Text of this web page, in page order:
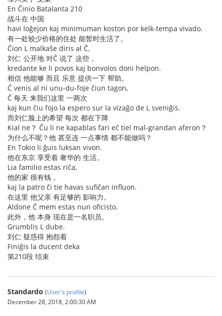
En Ĉinio Batalanta 210
战斗在 中国
havi loĝejon kaj minimuman koston por kelk-tempa vivado.
有一处较少价格的住处 能暂时生活了。
Ĉion L malkaŝe diris al Ĉ,
刘仁 公开地 对Ĉ 说了 这些，
kredante ke li povos kaj bonvolos doni helpon.
相信 他能够 而且 乐意 提供一下 帮助。
Ĉ venis al ni unu-du-foje ĉiun tagon,
Ĉ 每天 来我们这里 一两次
kaj kun ĉiu fojo la espero sur la vizaĝo de L sveniĝis.
而刘仁脸上的希望 每次 都在下降
Kial ne？ Ĉu li ne kapablas fari eĉ tiel mal-grandan aferon？
为什么不呢？他 甚至连 一点事情 都不能做吗？
En Tokio li ĝuis luksan vivon.
他在东京 享受着 奢华的 生活。
Lia familio estas riĉa,
他的家 很有钱，
kaj la patro ĉi tie havas sufiĉan influon.
在这里 他父亲 有足够的 影响力。
Aldone Ĉ mem estas nun oficisto.
此外，他 本身 现在是一名职员。
Grumblis L dube.
刘仁 疑惑得 抱怨着
Finiĝis la ducent deka
第210段 结束
Standardo (User's profile)
December 28, 2018, 2:00:30 AM